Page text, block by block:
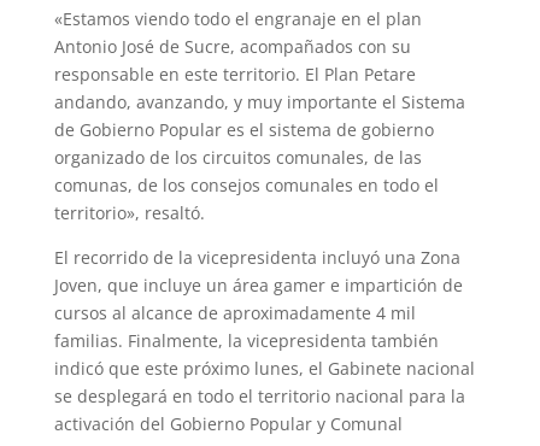
«Estamos viendo todo el engranaje en el plan
Antonio José de Sucre, acompañados con su
responsable en este territorio. El Plan Petare
andando, avanzando, y muy importante el Sistema
de Gobierno Popular es el sistema de gobierno
organizado de los circuitos comunales, de las
comunas, de los consejos comunales en todo el
territorio», resaltó.
El recorrido de la vicepresidenta incluyó una Zona
Joven, que incluye un área gamer e impartición de
cursos al alcance de aproximadamente 4 mil
familias. Finalmente, la vicepresidenta también
indicó que este próximo lunes, el Gabinete nacional
se desplegará en todo el territorio nacional para la
activación del Gobierno Popular y Comunal